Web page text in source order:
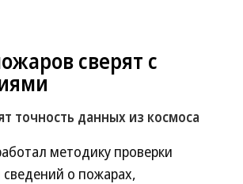
сверят с
точность данных из космоса
методику проверки
о пожарах,